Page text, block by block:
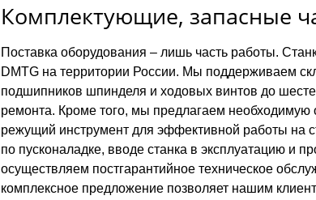
Комплектующие, запасные
Поставка оборудования – лишь часть работы.
DMTG на территории России. Мы поддерживаем
подшипников шпинделя и ходовых винтов до
ремонта. Кроме того, мы предлагаем необходимую
режущий инструмент для эффективной работы на
по пусконаладке, вводе станка в эксплуатацию и
осуществляем постгарантийное техническое
комплексное предложение позволяет нашим